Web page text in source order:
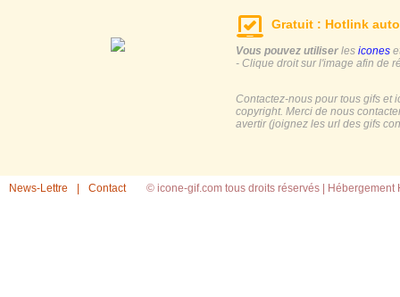
Gratuit : Hotlink
Vous pouvez utiliser les icones
- Clique droit sur l'image afin de
Contactez-nous pour tous gifs et
copyright. Merci de nous
avertir (joignez les url des gifs
News-Lettre Contact © icone-gif.com tous droits réservés | Hébergement